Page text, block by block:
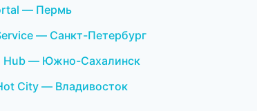
— Пермь
— Санкт-Петербург
Hub — Южно-Сахалинск
City — Владивосток